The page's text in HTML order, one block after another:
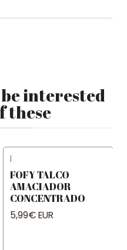
interested
these
|
FOFY TALCO
AMACIADOR
CONCENTRADO
5,99€ EUR